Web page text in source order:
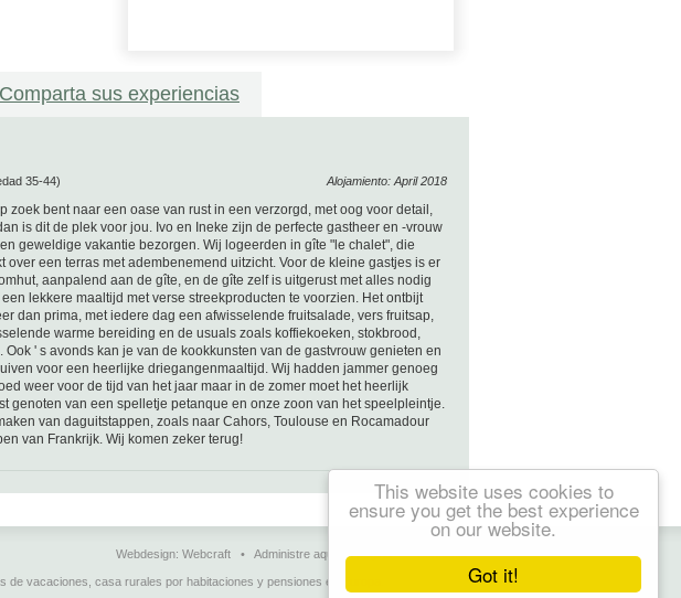
Got it!
This website uses cookies to
ensure you get the best experience
on our website.
Comparta sus experiencias
Alojamiento: April 2018
35-44)
zoek bent naar een oase van rust in een verzorgd, met oog voor detail,
is dit de plek voor jou. Ivo en Ineke zijn de perfecte gastheer en -vrouw
geweldige vakantie bezorgen. Wij logeerden in gîte "le chalet", die
over een terras met adembenemend uitzicht. Voor de kleine gastjes is er
aanpalend aan de gîte, en de gîte zelf is uitgerust met alles nodig
lekkere maaltijd met verse streekproducten te voorzien. Het ontbijt
dan prima, met iedere dag een afwisselende fruitsalade, vers fruitsap,
warme bereiding en de usuals zoals koffiekoeken, stokbrood,
Ook ' s avonds kan je van de kookkunsten van de gastvrouw genieten en
voor een heerlijke driegangenmaaltijd. Wij hadden jammer genoeg
weer voor de tijd van het jaar maar in de zomer moet het heerlijk
genoten van een spelletje petanque en onze zoon van het speelpleintje.
van daguitstappen, zoals naar Cahors, Toulouse en Rocamadour
van Frankrijk. Wij komen zeker terug!
Webdesign: Webcraft • Administre aquí su página•Contactar
vacaciones, casa rurales por habitaciones y pensiones en Europa.